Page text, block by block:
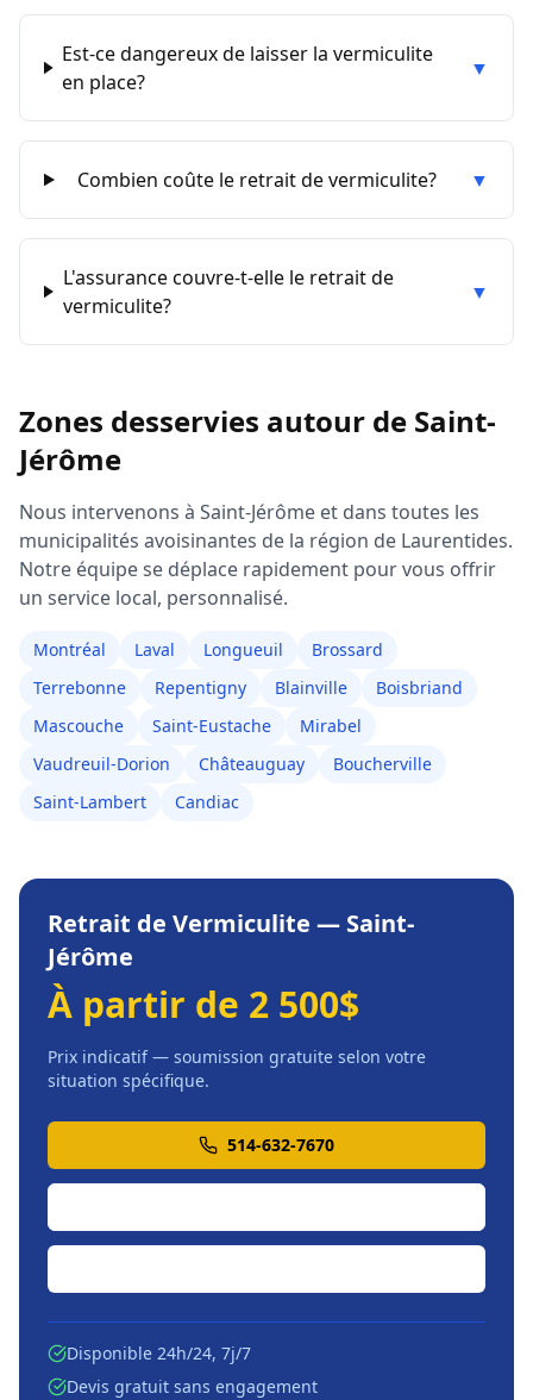
Est-ce dangereux de laisser la vermiculite
en place?
▼
Combien coûte le retrait de vermiculite? ▼
L'assurance couvre-t-elle le retrait de
vermiculite?
▼
Zones desservies autour de Saint-
Jérôme
Nous intervenons à Saint-Jérôme et dans toutes les
municipalités avoisinantes de la région de Laurentides.
Notre équipe se déplace rapidement pour vous offrir
un service local, personnalisé.
Montréal Laval Longueuil
Brossard
Terrebonne
Repentigny Blainville
Boisbriand
Mascouche
Saint-Eustache
Mirabel
Vaudreuil-Dorion
Châteauguay
Boucherville
Saint-Lambert
Candiac
Retrait de Vermiculite — Saint-
Jérôme
À partir de 2 500$
Prix indicatif — soumission gratuite selon votre
situation spécifique.
514-632-7670
Disponible 24h/24, 7j/7
Devis gratuit sans engagement